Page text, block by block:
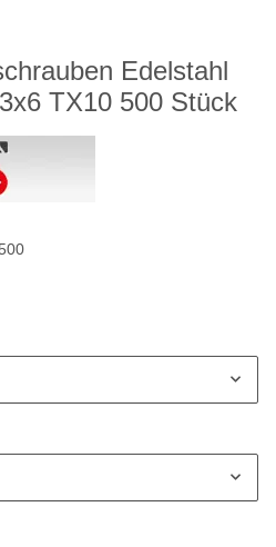
Edelstahl
TX10 500 Stück